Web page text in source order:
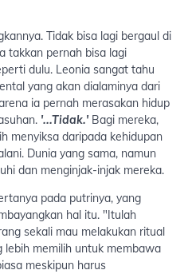
Tidak bisa lagi bergaul di
takkan pernah bisa lagi
dulu. Leonia sangat tahu
yang akan dialaminya dari
ia pernah merasakan hidup
'...Tidak.'Bagi mereka,
menyiksa daripada kehidupan
Dunia yang sama, namun
dan menginjak-injak mereka.
pada putrinya, yang
hal itu. "Itulah
sekali mau melakukan ritual
memilih untuk membawa
meskipun harus